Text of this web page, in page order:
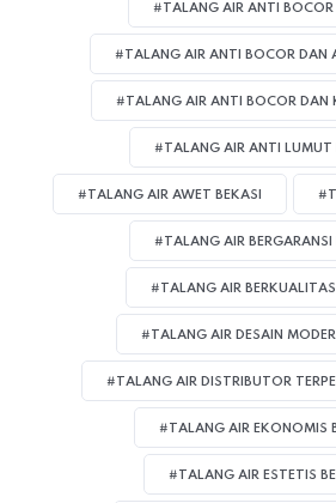
#TALANG AIR ANTI BOCOR
#TALANG AIR ANTI BOCOR DAN
#TALANG AIR ANTI BOCOR DAN
#TALANG AIR ANTI LUMUT
#TALANG AIR AWET BEKASI
#TALANG AIR BERGARANSI
#TALANG AIR BERKUALITAS
#TALANG AIR DESAIN
#TALANG AIR DISTRIBUTOR
#TALANG AIR EKONOMIS
#TALANG AIR ESTETIS